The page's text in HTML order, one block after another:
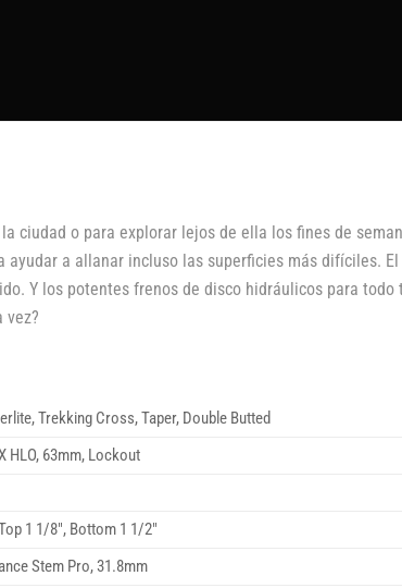
ciudad o para explorar lejos de ella los fines de
a allanar incluso las superficies más difíciles.
Y los potentes frenos de disco hidráulicos para
vez?
Trekking Cross, Taper, Double Butted
HLO, 63mm, Lockout
1 1/8″, Bottom 1 1/2″
Stem Pro, 31.8mm